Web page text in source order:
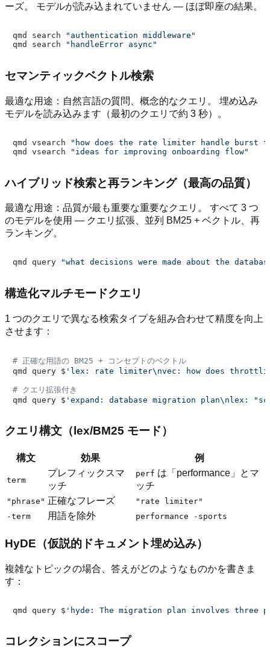
ーズ。 モデルが読み込まれていません — ほぼ即座の結果。
qmd search
"authentication middleware"
qmd search
"handleError async"
セマンティックベクトル検索
最適な用途：自然言語の質問、概念的なクエリ。 埋め込み
モデルを読み込みます（最初のクエリで約 3 秒）。
qmd vsearch
"how does the rate limiter handle burst
qmd vsearch
"ideas for improving onboarding flow"
ハイブリッド検索と再ランキング（最高の品質）
最適な用途：品質が最も重要な重要なクエリ。 すべて 3 つ
のモデルを使用 — クエリ拡張、並列 BM25 + ベクトル、再
ランキング。
qmd query "what decisions were made about the
構造化マルチモードクエリ
1 つのクエリで異なる検索タイプを組み合わせて精度を向上
させます：
# 正確な用語の BM25 + コンセプトのベクトル
qmd query $ 'lex: rate limiter\nvec: how does
# クエリ拡張付き
qmd query $ 'expand: database migration plan\nlex:
クエリ構文（lex/BM25 モード）
構文 効果 例
term
プレフィックスマ
ッチ
perf は「performance」とマ
ッチ
"phrase" 正確なフレーズ
"rate limiter"
-term
用語を除外 performance -sports
HyDE（仮説的ドキュメント埋め込み）
複雑なトピックの場合、答えがどのようなものかを書きま
す：
qmd query $ 'hyde: The migration plan involves three
コレクションにスコープ